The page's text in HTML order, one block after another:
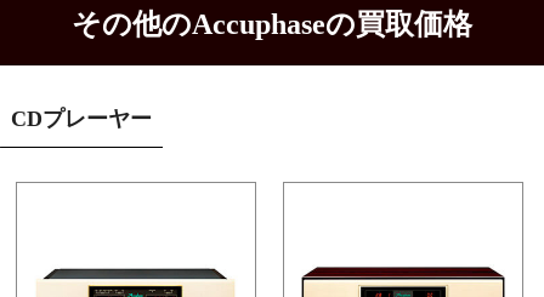
その他のAccuphaseの買取価格
CDプレーヤー